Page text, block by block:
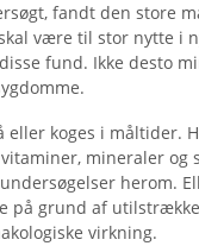
fandt den store
være til stor nytte i
fund. Ikke desto
eller koges i måltider.
mineraler og
herom.
på grund af
virkning.